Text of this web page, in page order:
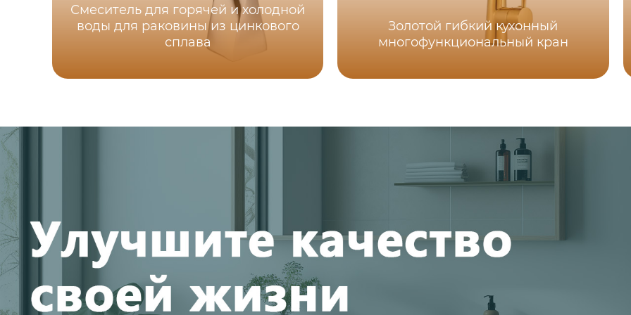
Смеситель для горячей и холодной
воды для раковины из цинкового
сплава
Золотой гибкий кухонный
многофункциональный кран